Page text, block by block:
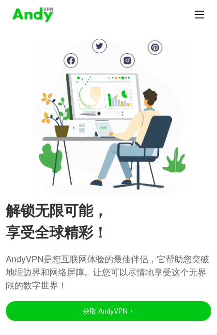
解锁无限可能，
享受全球精彩！
AndyVPN是您互联网体验的最佳伴侣，它帮助您突破
地理边界和网络屏障。让您可以尽情地享受这个无界
限的数字世界！
获取 AndyVPN